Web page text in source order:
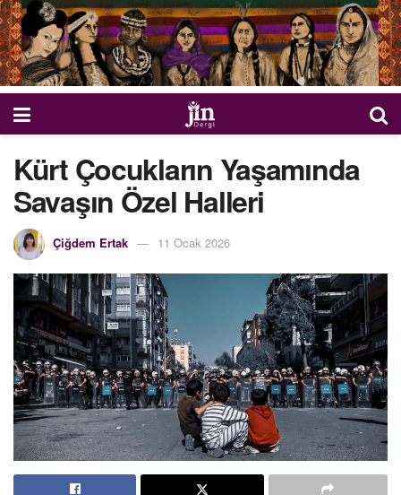
Kürt Çocukların Yaşamında
Savaşın Özel Halleri
Çiğdem Ertak 11 Ocak 2026